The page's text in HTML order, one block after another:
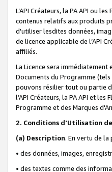
L’API Créateurs, la PA API ou
contenus relatifs aux produits
d'utiliser lesdites données,
de licence applicable de l’API
affiliés.
La Licence sera
Documents du Programme
pouvons résilier tout ou partie
l’API Créateurs, la PA API et
Programme et des Marques
2. Conditions d'Utilisation de
(a) Description. En vertu de
• des données, images,
• des textes comme des